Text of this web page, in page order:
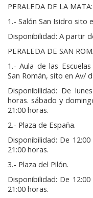
PERALEDA DE LA MATA:
1.- Salón San Isidro sito
Disponibilidad: A partir
PERALEDA DE SAN
1.- Aula de las
San Román, sito en Av/
Disponibilidad: De
horas. sábado y
21:00 horas.
2.- Plaza de España.
Disponibilidad: De
21:00 horas.
3.- Plaza del Pilón.
Disponibilidad: De
21:00 horas.